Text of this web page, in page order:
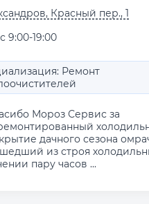
Красный пер., 1
9:00-19:00
Ремонт
Мороз Сервис за
дачного сезона
из строя
пару часов ...